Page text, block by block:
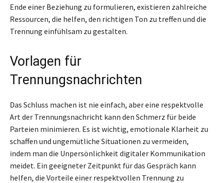
Ende einer Beziehung zu formulieren, existieren zahlreiche
Ressourcen, die helfen, den richtigen Ton zu treffen und die
Trennung einfühlsam zu gestalten.
Vorlagen für
Trennungsnachrichten
Das Schluss machen ist nie einfach, aber eine respektvolle
Art der Trennungsnachricht kann den Schmerz für beide
Parteien minimieren. Es ist wichtig, emotionale Klarheit zu
schaffen und ungemütliche Situationen zu vermeiden,
indem man die Unpersönlichkeit digitaler Kommunikation
meidet. Ein geeigneter Zeitpunkt für das Gespräch kann
helfen, die Vorteile einer respektvollen Trennung zu